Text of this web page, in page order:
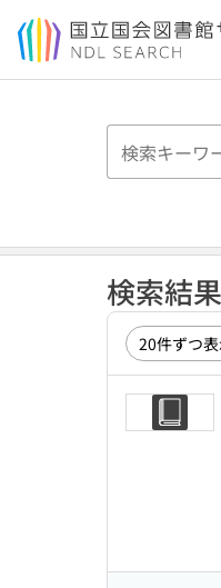
本文へ移動
検索結